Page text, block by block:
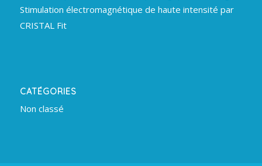
Stimulation électromagnétique de haute intensité par
CRISTAL Fit
CATÉGORIES
Non classé